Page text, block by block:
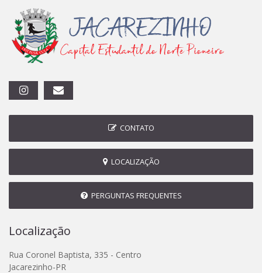
CONTATO
LOCALIZAÇÃO
PERGUNTAS FREQUENTES
Localização
Rua Coronel Baptista, 335 - Centro
Jacarezinho-PR